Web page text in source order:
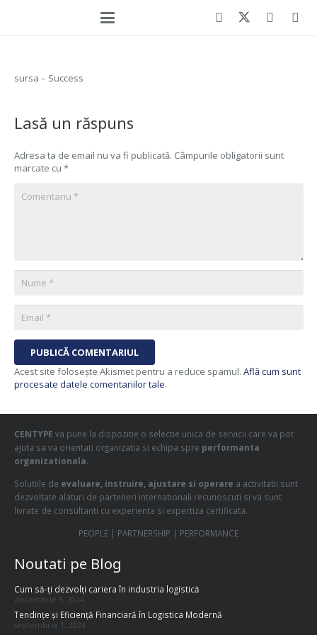
sursa – Success
Lasă un răspuns
Adresa ta de email nu va fi publicată. Câmpurile obligatorii sunt
marcate cu *
PUBLICĂ COMENTARIUL
Acest site folosește Akismet pentru a reduce spamul. Află cum sunt
procesate datele comentariilor tale.
CENTYPE va pune la dispozitie o selectie unica de servicii care va pot
ajuta sa va orientati organizatia si echipa spre performanta
organizationala.
Solutiile de evaluare, instruire, ajustare si operare a activitatii sunt
dezvoltate alaturi de parteneri internationali recunoscuti si va sunt
livrate de consultanti cu experienta si expertiza certificata.
PEOPLE | PARTNERSHIP | PERFORMANCE
Noutati pe Blog
Cum să-ți dezvolți cariera în industria logistică
decembrie 9, 2024
Tendințe și Eficiență Financiară în Logistica Modernă
septembrie 1, 2024